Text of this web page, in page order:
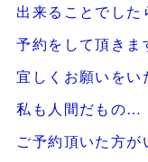
出来ることでした
予約をして頂きま
宜しくお願いをい
私も人間だもの…
ご予約頂いた方が